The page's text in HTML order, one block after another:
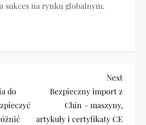
sukces na rynku globalnym.
do
Next
Post
Next
Bezpieczny import z
Chin – maszyny,
artykuły i certyfikaty CE